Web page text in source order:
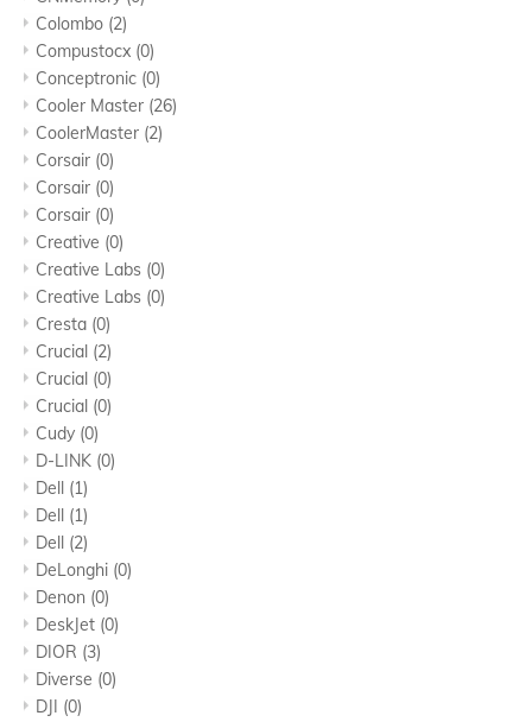
Colombo (2)
Compustocx (0)
Conceptronic (0)
Cooler Master (26)
CoolerMaster (2)
Corsair (0)
Corsair (0)
Corsair (0)
Creative (0)
Creative Labs (0)
Creative Labs (0)
Cresta (0)
Crucial (2)
Crucial (0)
Crucial (0)
Cudy (0)
D-LINK (0)
Dell (1)
Dell (1)
Dell (2)
DeLonghi (0)
Denon (0)
DeskJet (0)
DIOR (3)
Diverse (0)
DJI (0)